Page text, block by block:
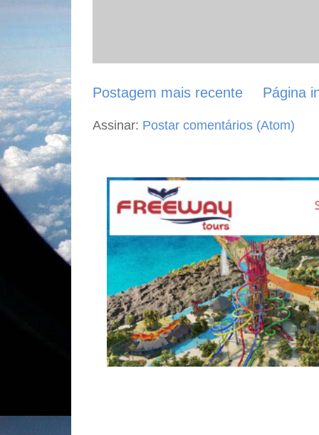
Postagem mais recente Página
Assinar: Postar comentários (Atom)